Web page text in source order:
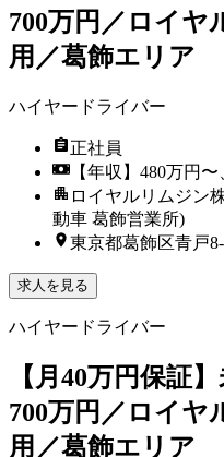
700万円／ロイヤ
用／葛飾エリア
ハイヤードライバー
正社員
【年収】480万円
ロイヤルリムジン
動車 葛飾営業所)
東京都葛飾区青戸
求人を見る
ハイヤードライバー
【月40万円保証
700万円／ロイヤ
用／葛飾エリア